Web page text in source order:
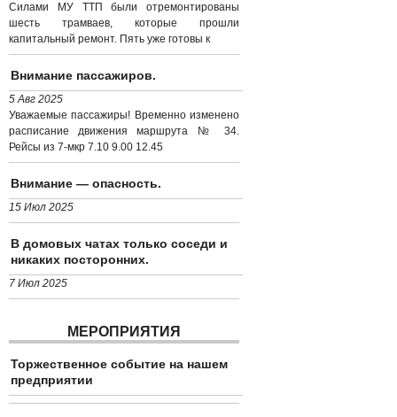
Силами МУ ТТП были отремонтированы
шесть трамваев, которые прошли
капитальный ремонт. Пять уже готовы к
Внимание пассажиров.
5 Авг 2025
Уважаемые пассажиры! Временно изменено
расписание движения маршрута № 34.
Рейсы из 7-мкр 7.10 9.00 12.45
Внимание — опасность.
15 Июл 2025
В домовых чатах только соседи и
никаких посторонних.
7 Июл 2025
МЕРОПРИЯТИЯ
Торжественное событие на нашем
предприятии